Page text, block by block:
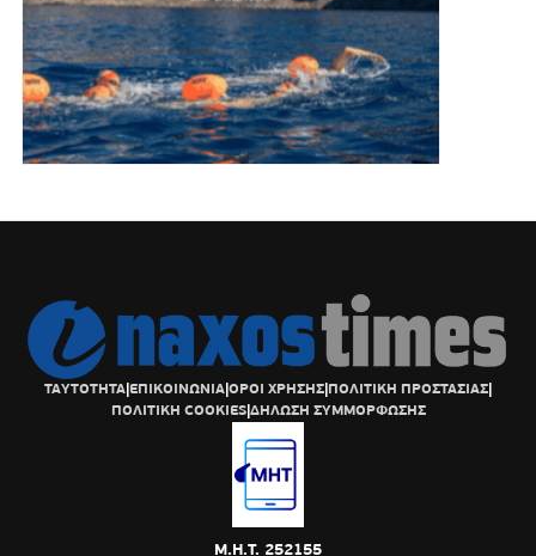
ΤΑΥΤΟΤΗΤΑ|ΕΠΙΚΟΙΝΩΝΙΑ|ΟΡΟΙ ΧΡΗΣΗΣ|ΠΟΛΙΤΙΚΗ ΠΡΟΣΤΑΣΙΑΣ|
ΠΟΛΙΤΙΚΗ COOKIES|ΔΗΛΩΣΗ ΣΥΜΜΟΡΦΩΣΗΣ
Μ.Η.Τ. 252155